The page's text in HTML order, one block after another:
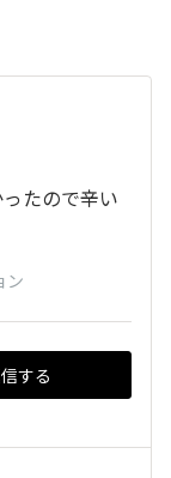
たので辛い
ン
する